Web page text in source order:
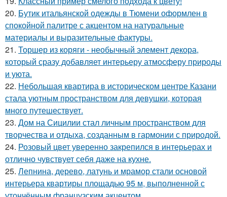
20. Бутик итальянской одежды в Тюмени оформлен в
спокойной палитре с акцентом на натуральные
материалы и выразительные фактуры.
21. Торшер из коряги - необычный элемент декора,
который сразу добавляет интерьеру атмосферу природы
и уюта.
22. Небольшая квартира в историческом центре Казани
стала уютным пространством для девушки, которая
много путешествует.
23. Дом на Сицилии стал личным пространством для
творчества и отдыха, созданным в гармонии с природой.
24. Розовый цвет уверенно закрепился в интерьерах и
отлично чувствует себя даже на кухне.
25. Лепнина, дерево, латунь и мрамор стали основой
интерьера квартиры площадью 95 м, выполненной с